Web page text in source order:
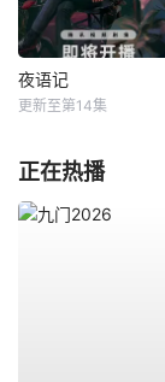
夜语记
更新至第14集
正在热播